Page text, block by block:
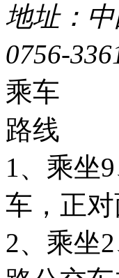
地址：
0756-
乘车
路线
1、乘坐
车，正对
2、乘坐